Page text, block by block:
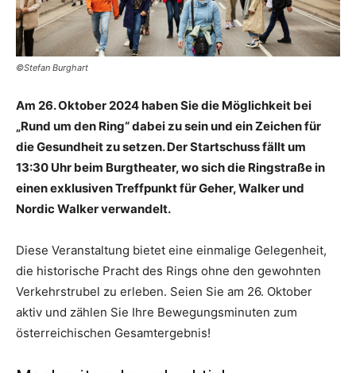
©Stefan Burghart
Am 26. Oktober 2024 haben Sie die Möglichkeit bei
„Rund um den Ring“ dabei zu sein und ein Zeichen für
die Gesundheit zu setzen. Der Startschuss fällt um
13:30 Uhr beim Burgtheater, wo sich die Ringstraße in
einen exklusiven Treffpunkt für Geher, Walker und
Nordic Walker verwandelt.
Diese Veranstaltung bietet eine einmalige Gelegenheit,
die historische Pracht des Rings ohne den gewohnten
Verkehrstrubel zu erleben. Seien Sie am 26. Oktober
aktiv und zählen Sie Ihre Bewegungsminuten zum
österreichischen Gesamtergebnis!